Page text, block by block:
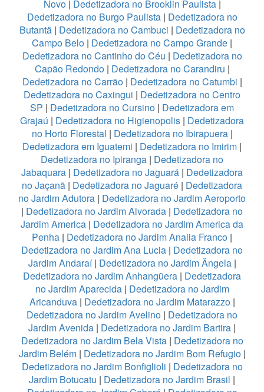
Novo| Dedetizadora no Brooklin Paulista|
Dedetizadora no Burgo Paulista| Dedetizadora no
Butantã| Dedetizadora no Cambuci | Dedetizadora no
Campo Belo | Dedetizadora no Campo Grande |
Dedetizadora no Cantinho do Céu | Dedetizadora no
Capão Redondo| Dedetizadora no Carandiru |
Dedetizadora no Carrão| Dedetizadora no Catumbi |
Dedetizadora no Caxingui | Dedetizadora no Centro
SP | Dedetizadora no Cursino | Dedetizadora em
Grajaú | Dedetizadora no Higienopolis | Dedetizadora
no Horto Florestal | Dedetizadora no Ibirapuera|
Dedetizadora em Iguatemi | Dedetizadora no Imirim |
Dedetizadora no Ipiranga | Dedetizadora no
Jabaquara | Dedetizadora no Jaguará | Dedetizadora
no Jaçanã | Dedetizadora no Jaguaré | Dedetizadora
no Jardim Adutora | Dedetizadora no Jardim Aeroporto
| Dedetizadora no Jardim Alvorada | Dedetizadora no
Jardim America | Dedetizadora no Jardim America da
Penha | Dedetizadora no Jardim Analia Franco |
Dedetizadora no Jardim Ana Lucia | Dedetizadora no
Jardim Andaraí| Dedetizadora no Jardim Ângela|
Dedetizadora no Jardim Anhangüera | Dedetizadora
no Jardim Aparecida| Dedetizadora no Jardim
Aricanduva| Dedetizadora no Jardim Matarazzo|
Dedetizadora no Jardim Avelino | Dedetizadora no
Jardim Avenida | Dedetizadora no Jardim Bartira |
Dedetizadora no Jardim Bela Vista| Dedetizadora no
Jardim Belém| Dedetizadora no Jardim Bom Refugio|
Dedetizadora no Jardim Bonfiglioli | Dedetizadora no
Jardim Botucatu | Dedetizadora no Jardim Brasil |